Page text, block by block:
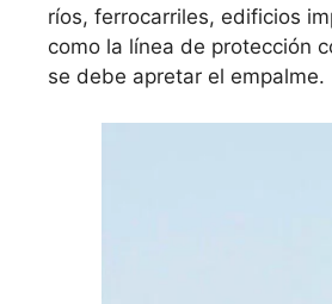
ríos, ferrocarriles, edificios
como la línea de protección
se debe apretar el empalme.